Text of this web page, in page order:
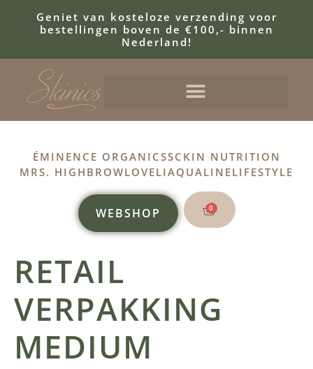
Geniet van kosteloze verzending voor
bestellingen boven de €100,- binnen
Nederland!
ÉMINENCE ORGANICSSCKIN NUTRITION
MRS. HIGHBROWLOVELIAQUALINELIFESTYLE
WEBSHOP 0
RETAIL
VERPAKKING
MEDIUM